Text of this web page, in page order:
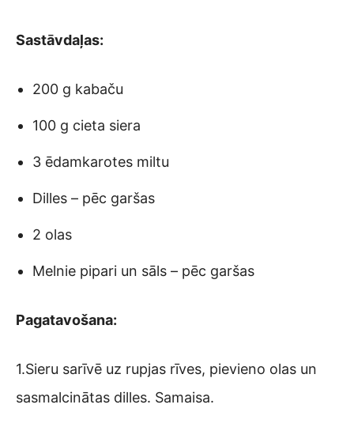
Sastāvdaļas:
200 g kabaču
100 g cieta siera
3 ēdamkarotes miltu
Dilles – pēc garšas
2 olas
Melnie pipari un sāls – pēc garšas
Pagatavošana:
1.Sieru sarīvē uz rupjas rīves, pievieno olas un
sasmalcinātas dilles. Samaisa.